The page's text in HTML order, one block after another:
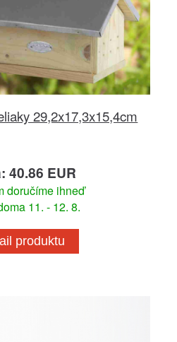
29,2x17,3x15,4cm
40.86 EUR
doručíme ihneď
11. - 12. 8.
produktu